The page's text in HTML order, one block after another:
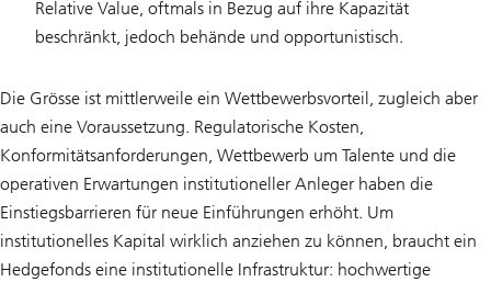
Relative Value, oftmals in Bezug auf ihre Kapazität
beschränkt, jedoch behände und opportunistisch.
Die Grösse ist mittlerweile ein Wettbewerbsvorteil, zugleich aber
auch eine Voraussetzung. Regulatorische Kosten,
Konformitätsanforderungen, Wettbewerb um Talente und die
operativen Erwartungen institutioneller Anleger haben die
Einstiegsbarrieren für neue Einführungen erhöht. Um
institutionelles Kapital wirklich anziehen zu können, braucht ein
Hedgefonds eine institutionelle Infrastruktur: hochwertige